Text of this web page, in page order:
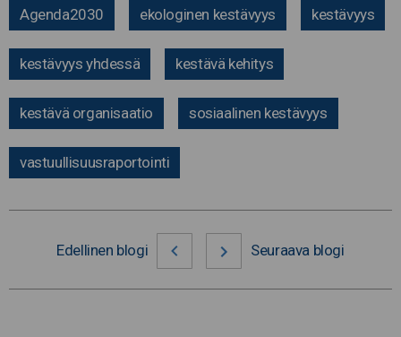
Agenda2030 ekologinen kestävyys kestävyys
kestävyys yhdessä kestävä kehitys
kestävä organisaatio sosiaalinen kestävyys
vastuullisuusraportointi
Edellinen blogi Seuraava blogi